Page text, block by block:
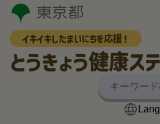
イキイキしたまいにちを応援！
とうきょう健康ス